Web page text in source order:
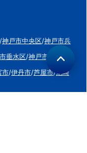
/神戸市中央区/神戸市兵
垂水区/神戸市西区/
市/伊丹市/芦屋市/尼崎